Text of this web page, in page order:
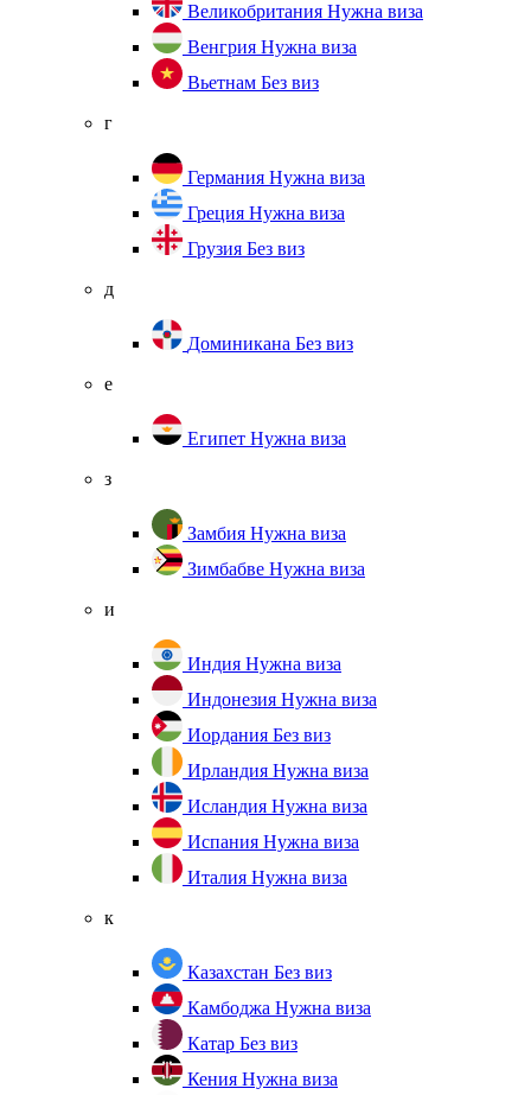
Великобритания Нужна виза
Венгрия Нужна виза
Вьетнам Без виз
г
Германия Нужна виза
Греция Нужна виза
Грузия Без виз
д
Доминикана Без виз
е
Египет Нужна виза
з
Замбия Нужна виза
Зимбабве Нужна виза
и
Индия Нужна виза
Индонезия Нужна виза
Иордания Без виз
Ирландия Нужна виза
Исландия Нужна виза
Испания Нужна виза
Италия Нужна виза
к
Казахстан Без виз
Камбоджа Нужна виза
Катар Без виз
Кения Нужна виза